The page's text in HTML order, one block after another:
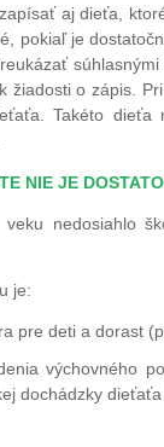
aj dieťa,
pokiaľ je
o zápis.
Takéto dieťa
NIE JE
nedosiahlo
je:
pre deti a dorast
výchovného
dochádzky